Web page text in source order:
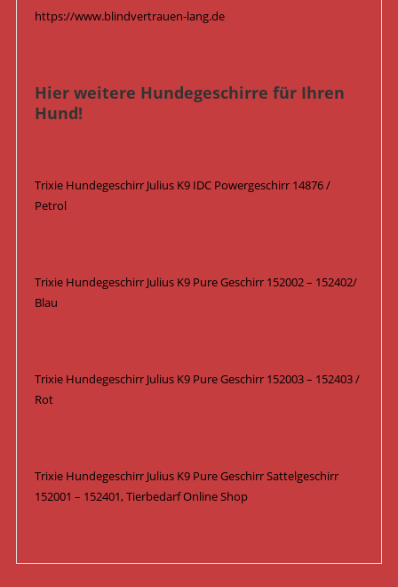
https://www.blindvertrauen-lang.de
Hier weitere Hundegeschirre für Ihren
Hund!
Trixie Hundegeschirr Julius K9 IDC Powergeschirr 14876 /
Petrol
Trixie Hundegeschirr Julius K9 Pure Geschirr 152002 – 152402/
Blau
Trixie Hundegeschirr Julius K9 Pure Geschirr 152003 – 152403 /
Rot
Trixie Hundegeschirr Julius K9 Pure Geschirr Sattelgeschirr
152001 – 152401, Tierbedarf Online Shop